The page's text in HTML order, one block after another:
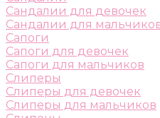
Сандалии для девочек
Сандалии для
Сапоги
Сапоги для девочек
Сапоги для мальчиков
Слиперы
Слиперы для девочек
Слиперы для мальчиков